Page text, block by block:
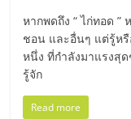
รน
ไชส์
หากพดถึง “ ไก่ทอด ”
ชอน และอื่นๆ แต่รู้หรื
หนึ่ง ที่กำลังมาแรงสุ
รู้จัก
Read more